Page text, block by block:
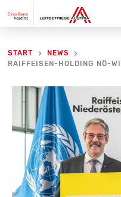
Inhalt
START
NEWS